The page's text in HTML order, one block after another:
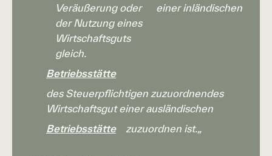
Veräußerung oder
der Nutzung eines
Wirtschaftsguts
gleich.
einer inländischen
Betriebsstätte
des Steuerpflichtigen zuzuordnendes
Wirtschaftsgut einer ausländischen
Betriebsstätte
zuzuordnen ist.„